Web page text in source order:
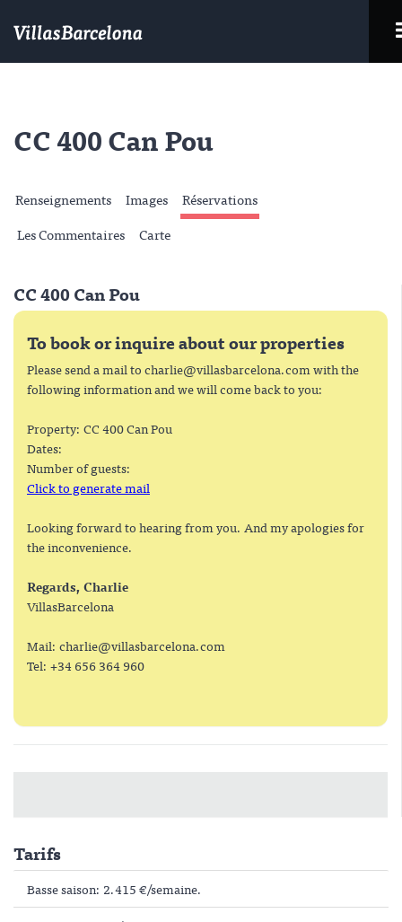
CC 400 Can Pou
Renseignements Images
Réservations
Les Commentaires
Carte
CC 400 Can Pou
To book or inquire about our properties
Please send a mail tocharlie@villasbarcelona.comwith the
following information and we will come back to you:
Property: CC 400 Can Pou
Dates:
Number of guests:
Click to generate mail
Looking forward to hearing from you. And my apologies for
the inconvenience.
Regards, Charlie
VillasBarcelona
Mail: charlie@villasbarcelona.com
Tel: +34 656 364 960
Tarifs
Basse saison: 2.415 €/semaine.